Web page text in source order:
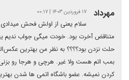
مهرداد ۱۷ فروردین ۱۴۰۳ | ۰۰:۱۷
سلام یعنی از اولش فحش میدادی
متناقض آخرت بود. خودت میگی جواب ندیم یه
حلت نزدن بود؟؟؟؟ به نظر من بهترین
بمب اتم هست ولا غیر. هرچی و هرجا رو بزنی
کردن نمیشه. عضو باشگاه اتمی ها شدن